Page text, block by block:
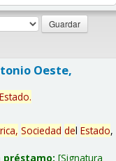
Oeste,
Estado.
Sociedad del Estado,
préstamo: Signatura